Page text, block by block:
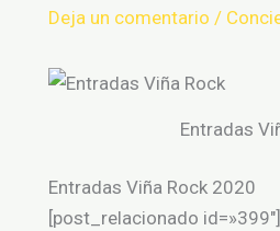
Deja un comentario /
Entradas
Entradas Viña Rock 2020
[post_relacionado id=»399″]